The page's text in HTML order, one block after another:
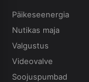
Päikeseenergia
Nutikas maja
Valgustus
Videovalve
Soojuspumbad